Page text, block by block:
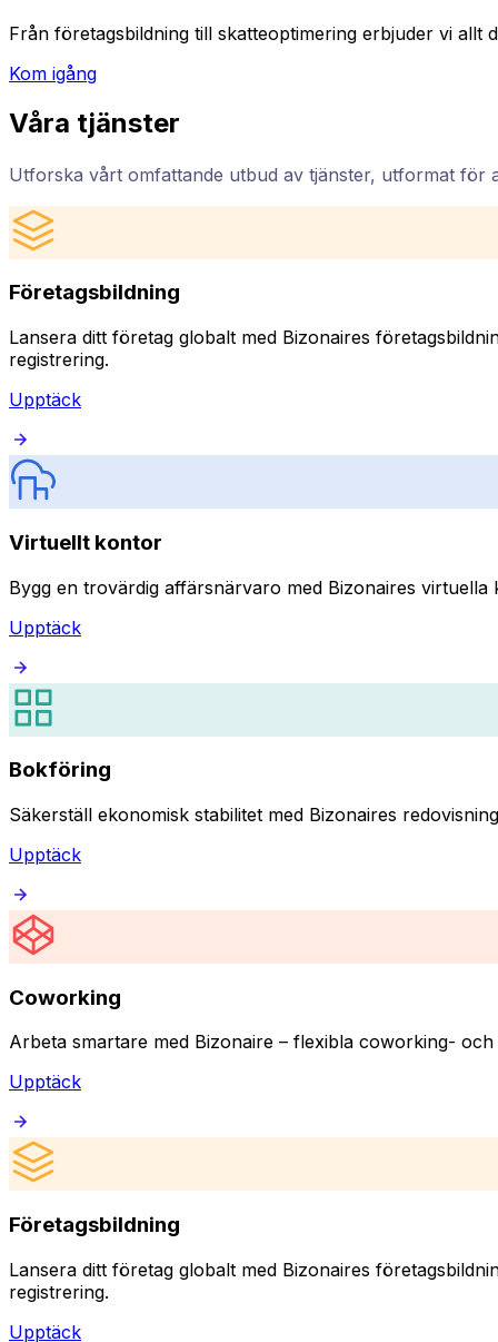
Från företagsbildning till skatteoptimering erbjuder vi allt
Kom igång
Våra tjänster
Utforska vårt omfattande utbud av tjänster, utformat för
Företagsbildning
Lansera ditt företag globalt med Bizonaires
registrering.
Upptäck
Virtuellt kontor
Bygg en trovärdig affärsnärvaro med Bizonaires
Upptäck
Bokföring
Säkerställ ekonomisk stabilitet med Bizonaires
Upptäck
Coworking
Arbeta smartare med Bizonaire – flexibla coworking-
Upptäck
Företagsbildning
Lansera ditt företag globalt med Bizonaires
registrering.
Upptäck